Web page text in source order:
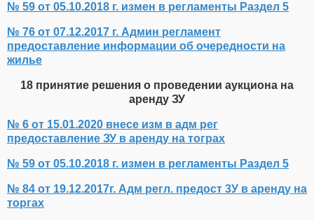
№ 59 от 05.10.2018 г. измен в регламенты Раздел 5
№ 76 от 07.12.2017 г. Админ регламент
предоставление информации об очередности на
жилье
18 принятие решения о проведении аукциона на
аренду ЗУ
№ 6 от 15.01.2020 внесе изм в адм рег
предоставление ЗУ в аренду на тограх
№ 59 от 05.10.2018 г. измен в регламенты Раздел 5
№ 84 от 19.12.2017г. Адм регл. предост 3У в аренду на
торгах